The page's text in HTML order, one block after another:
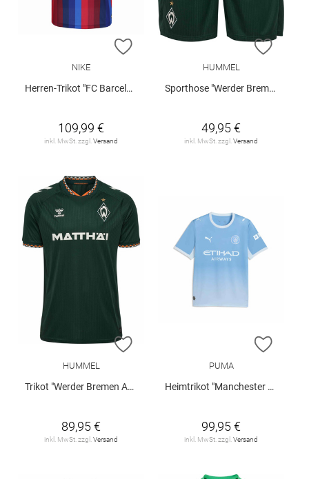
ZUR WUNSCHLISTE HINZUFÜGEN
NIKE
Herren-Trikot "FC Barcelona"
109,99 €
inkl. MwSt. zzgl. Versand
ZUR
HUMMEL
Sporthose "Werder Bremen Away 26/27"
49,95 €
inkl. MwSt. zzgl. Versand
ZUR WUNSCHLISTE HINZUFÜGEN
HUMMEL
Trikot "Werder Bremen Away 26/27"
89,95 €
inkl. MwSt. zzgl. Versand
ZUR
PUMA
Heimtrikot "Manchester City 26/27"
99,95 €
inkl. MwSt. zzgl. Versand